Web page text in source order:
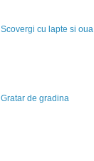
Scovergi cu lapte si oua
Gratar de gradina